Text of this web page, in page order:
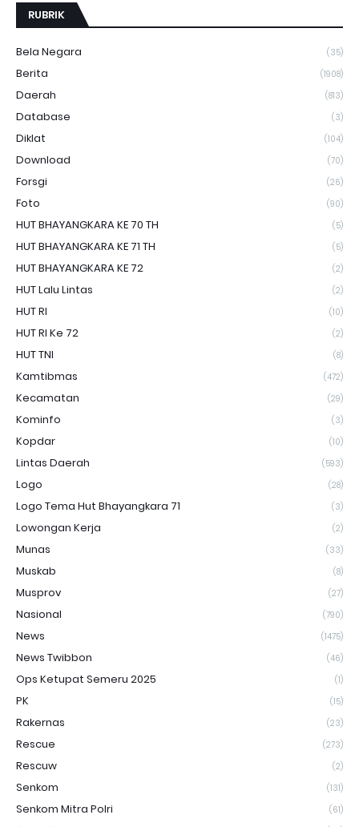
RUBRIK
Bela Negara (35)
Berita (1908)
Daerah (813)
Database (3)
Diklat (104)
Download (70)
Forsgi (26)
Foto (90)
HUT BHAYANGKARA KE 70 TH (5)
HUT BHAYANGKARA KE 71 TH (5)
HUT BHAYANGKARA KE 72 (2)
HUT Lalu Lintas (2)
HUT RI (10)
HUT RI Ke 72 (2)
HUT TNI (8)
Kamtibmas (472)
Kecamatan (29)
Kominfo (3)
Kopdar (10)
Lintas Daerah (593)
Logo (28)
Logo Tema Hut Bhayangkara 71 (3)
Lowongan Kerja (2)
Munas (33)
Muskab (8)
Musprov (27)
Nasional (790)
News (1475)
News Twibbon (46)
Ops Ketupat Semeru 2025 (1)
PK (15)
Rakernas (23)
Rescue (273)
Rescuw (2)
Senkom (131)
Senkom Mitra Polri (61)